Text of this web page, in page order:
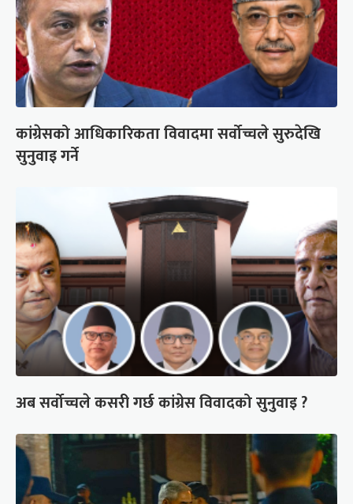
कांग्रेसको आधिकारिकता विवादमा सर्वोच्चले सुरुदेखि
सुनुवाइ गर्ने
अब सर्वोच्चले कसरी गर्छ कांग्रेस विवादको सुनुवाइ ?